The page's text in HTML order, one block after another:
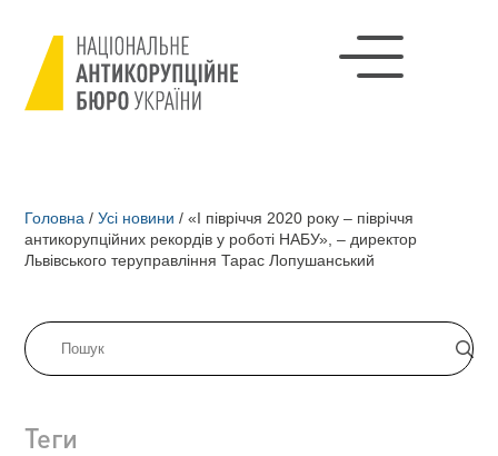
Головна / Усі новини / «І півріччя 2020 року – півріччя
антикорупційних рекордів у роботі НАБУ», – директор
Львівського теруправління Тарас Лопушанський
Теги